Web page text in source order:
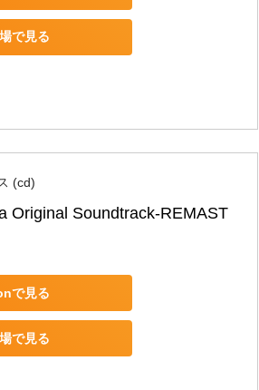
で見る
(cd)
Original Soundtrack-REMAST
で見る
で見る